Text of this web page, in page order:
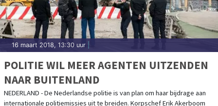
16 maart 2018, 13:30 uur
POLITIE WIL MEER AGENTEN UITZENDEN
NAAR BUITENLAND
NEDERLAND - De Nederlandse politie is van plan om haar bijdrage aan
internationale politiemissies uit te breiden. Korpschef Erik Akerboom